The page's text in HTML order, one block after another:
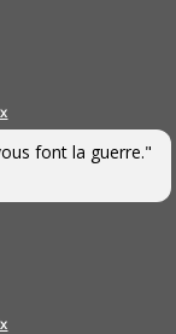
font la guerre."